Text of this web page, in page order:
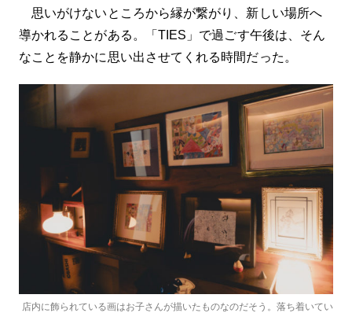
思いがけないところから縁が繋がり、新しい場所へ
導かれることがある。「TIES」で過ごす午後は、そん
なことを静かに思い出させてくれる時間だった。
店内に飾られている画はお子さんが描いたものなのだそう。落ち着いてい